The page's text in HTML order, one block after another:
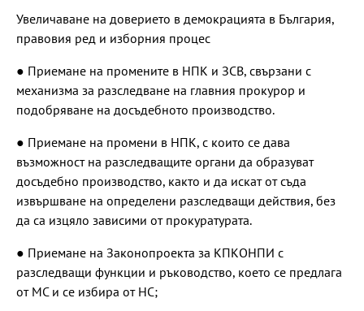
Увеличаване на доверието в демокрацията в България,
правовия ред и изборния процес
● Приемане на промените в НПК и ЗСВ, свързани с
механизма за разследване на главния прокурор и
подобряване на досъдебното производство.
● Приемане на промени в НПК, с които се дава
възможност на разследващите органи да образуват
досъдебно производство, както и да искат от съда
извършване на определени разследващи действия, без
да са изцяло зависими от прокуратурата.
● Приемане на Законопроекта за КПКОНПИ с
разследващи функции и ръководство, което се предлага
от МС и се избира от НС;